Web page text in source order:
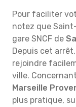
Pour faciliter
notez que
gare SNCF de
Depuis cet
rejoindre
ville.
Marseille
plus pratique,